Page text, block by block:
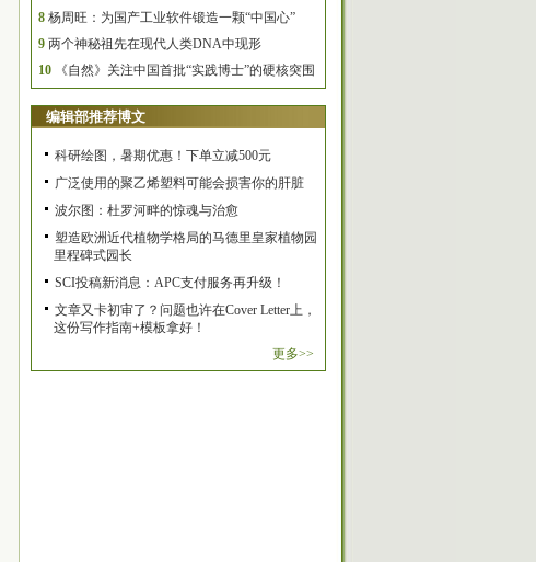
8 杨周旺：为国产工业软件锻造一颗“中国心”
9 两个神秘祖先在现代人类DNA中现形
10
《自然》关注中国首批“实践博士”的硬核突围
编辑部推荐博文
科研绘图，暑期优惠！下单立减500元
广泛使用的聚乙烯塑料可能会损害你的肝脏
波尔图：杜罗河畔的惊魂与治愈
塑造欧洲近代植物学格局的马德里皇家植物园
里程碑式园长
SCI投稿新消息：APC支付服务再升级！
文章又卡初审了？问题也许在Cover Letter上，
这份写作指南+模板拿好！
更多>>